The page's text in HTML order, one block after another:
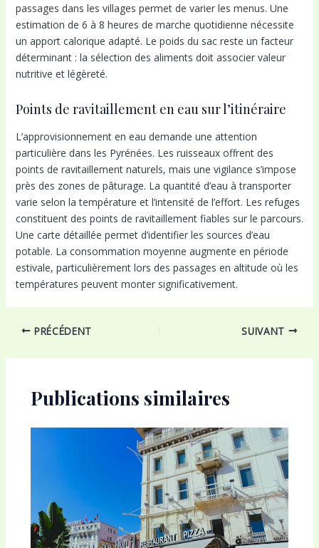
passages dans les villages permet de varier les menus. Une
estimation de 6 à 8 heures de marche quotidienne nécessite
un apport calorique adapté. Le poids du sac reste un facteur
déterminant : la sélection des aliments doit associer valeur
nutritive et légèreté.
Points de ravitaillement en eau sur l’itinéraire
L’approvisionnement en eau demande une attention
particulière dans les Pyrénées. Les ruisseaux offrent des
points de ravitaillement naturels, mais une vigilance s’impose
près des zones de pâturage. La quantité d’eau à transporter
varie selon la température et l’intensité de l’effort. Les refuges
constituent des points de ravitaillement fiables sur le parcours.
Une carte détaillée permet d’identifier les sources d’eau
potable. La consommation moyenne augmente en période
estivale, particulièrement lors des passages en altitude où les
températures peuvent monter significativement.
Navigation
articles
PRÉCÉDENT SUIVANT
Publications similaires